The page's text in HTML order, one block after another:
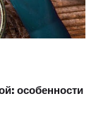
особенности